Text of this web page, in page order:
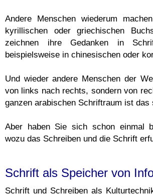
Andere Menschen wiederum
kyrillischen oder griechischen
zeichnen ihre Gedanken in
beispielsweise in chinesischen oder
Und wieder andere Menschen der
von links nach rechts, sondern von
ganzen arabischen Schriftraum ist das
Aber haben Sie sich schon einmal
wozu das Schreiben und die Schrift
Schrift als Speicher von
Schrift und Schreiben als